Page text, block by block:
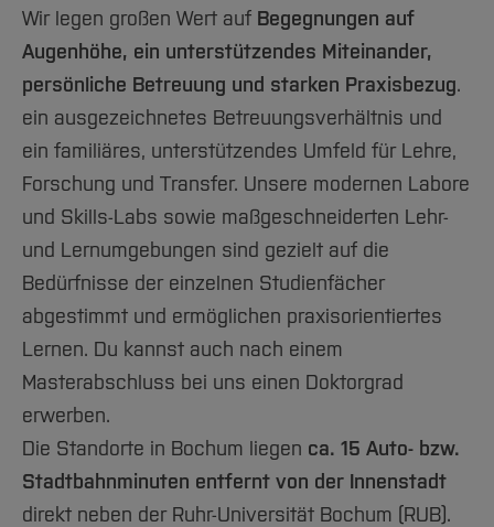
Wir legen großen Wert auf Begegnungen auf
Augenhöhe, ein unterstützendes Miteinander,
persönliche Betreuung und starken Praxisbezug.
ein ausgezeichnetes Betreuungsverhältnis und
ein familiäres, unterstützendes Umfeld für Lehre,
Forschung und Transfer. Unsere modernen Labore
und Skills-Labs sowie maßgeschneiderten Lehr-
und Lernumgebungen sind gezielt auf die
Bedürfnisse der einzelnen Studienfächer
abgestimmt und ermöglichen praxisorientiertes
Lernen. Du kannst auch nach einem
Masterabschluss bei uns einen Doktorgrad
erwerben.
Die Standorte in Bochum liegen ca. 15 Auto- bzw.
Stadtbahnminuten entfernt von der Innenstadt
direkt neben der Ruhr-Universität Bochum (RUB).